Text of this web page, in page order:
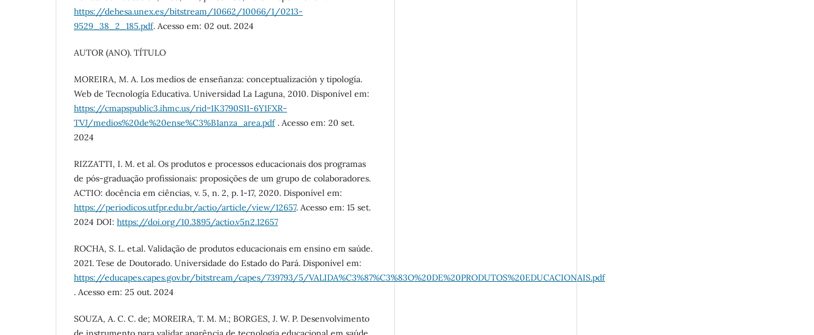
https://dehesa.unex.es/bitstream/10662/10066/1/0213-
9529_38_2_185.pdf. Acesso em: 02 out. 2024
AUTOR (ANO). TÍTULO
MOREIRA, M. A. Los medios de enseñanza: conceptualización y tipología.
Web de Tecnología Educativa. Universidad La Laguna, 2010. Disponível em:
https://cmapspublic3.ihmc.us/rid=1K3790S11-6Y1FXR-
TVJ/medios%20de%20ense%C3%B1anza_area.pdf. Acesso em: 20 set.
2024
RIZZATTI, I. M. et al. Os produtos e processos educacionais dos programas
de pós-graduação profissionais: proposições de um grupo de colaboradores.
ACTIO: docência em ciências, v. 5, n. 2, p. 1-17, 2020. Disponível em:
https://periodicos.utfpr.edu.br/actio/article/view/12657. Acesso em: 15 set.
2024 DOI: https://doi.org/10.3895/actio.v5n2.12657
ROCHA, S. L. et.al. Validação de produtos educacionais em ensino em saúde.
2021. Tese de Doutorado. Universidade do Estado do Pará. Disponível em:
https://educapes.capes.gov.br/bitstream/capes/739793/5/VALIDA%C3%87%C3%83O%20DE%20PRODUTOS%20EDUCACIONAIS.pdf
. Acesso em: 25 out. 2024
SOUZA, A. C. C. de; MOREIRA, T. M. M.; BORGES, J. W. P. Desenvolvimento